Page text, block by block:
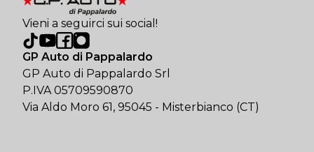
Vieni a seguirci sui social!
GP Auto di Pappalardo
GP Auto di Pappalardo Srl
P.IVA 05709590870
Via Aldo Moro 61, 95045 - Misterbianco (CT)